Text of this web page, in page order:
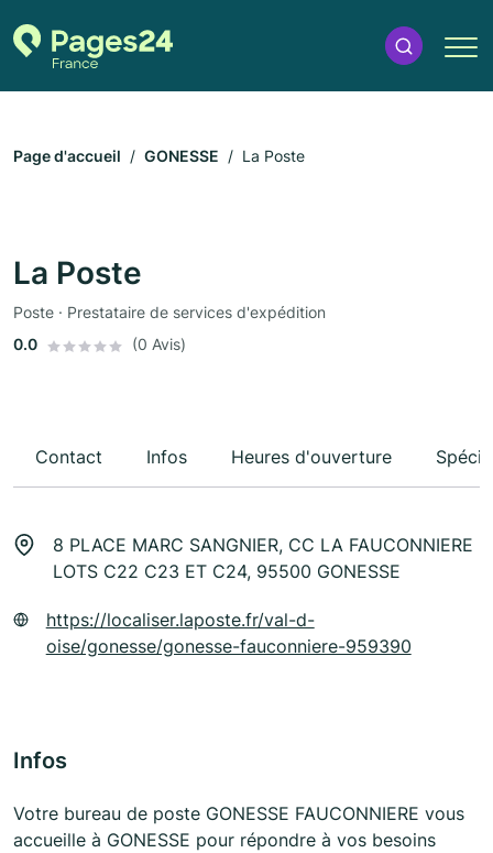
Page d'accueil GONESSE La Poste
La Poste
Poste · Prestataire de services d'expédition
0.0
(0 Avis)
Contact Infos Heures d'ouverture
8 PLACE MARC SANGNIER, CC LA FAUCONNIERE
LOTS C22 C23 ET C24, 95500 GONESSE
https://localiser.laposte.fr/val-d-
oise/gonesse/gonesse-fauconniere-959390
Infos
Votre bureau de poste GONESSE FAUCONNIERE vous
accueille à GONESSE pour répondre à vos besoins